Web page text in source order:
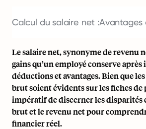
Calcul du salaire net :Avantages
Le salaire net, synonyme de revenu
gains qu’un employé conserve après
déductions et avantages. Bien que
brut soient évidents sur les fiches de
impératif de discerner les disparités
brut et le revenu net pour
financier réel.